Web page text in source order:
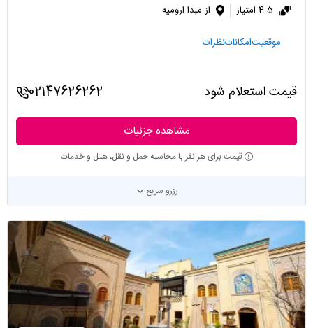
4.5 امتیاز از مبدا ارومیه
موقعیتامکاناتنظرات
قیمت استعلام شود 02147626262
مشاهده جزئیات
قیمت برای هر نفر با محاسبه حمل و نقل، هتل و خدمات
رزرو سریع